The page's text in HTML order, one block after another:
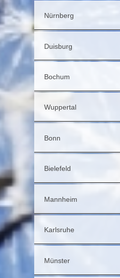
Nürnberg
Duisburg
Bochum
Wuppertal
Bonn
Bielefeld
Mannheim
Karlsruhe
Münster